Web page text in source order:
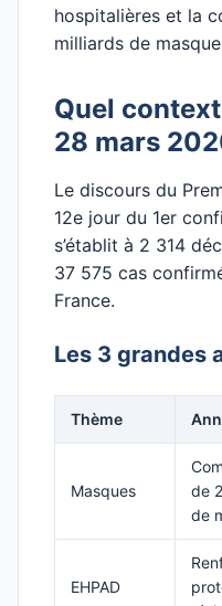
hospitalières et la
milliards de
Quel
28 mars
Le discours du
12e jour du 1er
s’établit à 2 314
37 575 cas
France.
Les 3 grandes
Thème
Masques
de
de
EHPAD